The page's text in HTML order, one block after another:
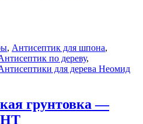
, Антисептик для шпона,
по дереву,
для дерева Неомид
грунтовка —